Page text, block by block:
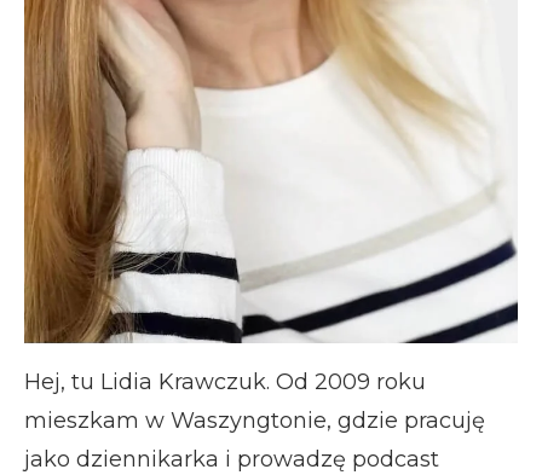
Hej, tu Lidia Krawczuk. Od 2009 roku
mieszkam w Waszyngtonie, gdzie pracuję
jako dziennikarka i prowadzę podcast